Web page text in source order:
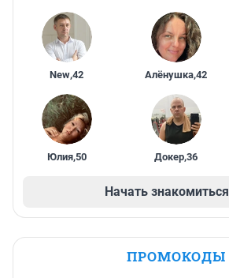
New,42 Алёнушка,42
Юлия,50 Докер,36
Начать знакомиться
ПРОМОКОДЫ